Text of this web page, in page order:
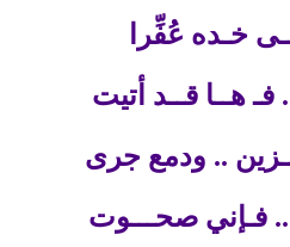
خـده عُفِّرا
هــا قــد أتيت
.. ودمع جرى
فـإني صحـــوت